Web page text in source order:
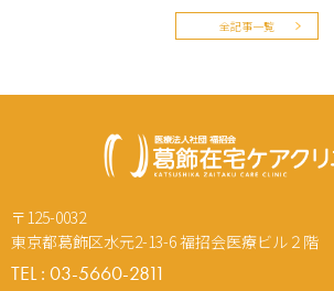
全記事一覧
〒125-0032
東京都葛飾区水元2-13-6 福招会医療ビル２階
TEL : 03-5660-2811